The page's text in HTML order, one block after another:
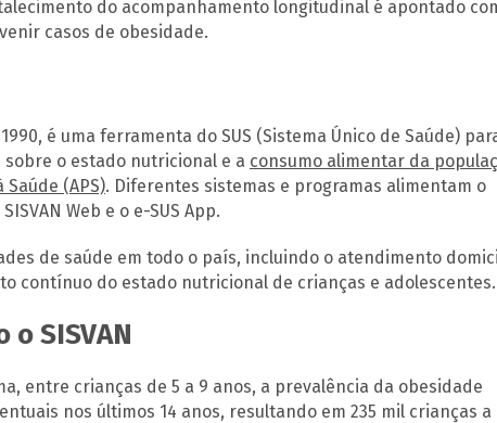
do acompanhamento longitudinal é apontado
casos de obesidade.
é uma ferramenta do SUS (Sistema Único de Saúde)
o estado nutricional e a consumo alimentar da
(APS). Diferentes sistemas e programas alimentam o
Web e o e-SUS App.
de saúde em todo o país, incluindo o atendimento
contínuo do estado nutricional de crianças e adolescentes.
SISVAN
entre crianças de 5 a 9 anos, a prevalência da obesidade
nos últimos 14 anos, resultando em 235 mil crianças a